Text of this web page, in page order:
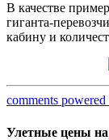
В качестве
гиганта-
кабину и
comments
Улетные цены